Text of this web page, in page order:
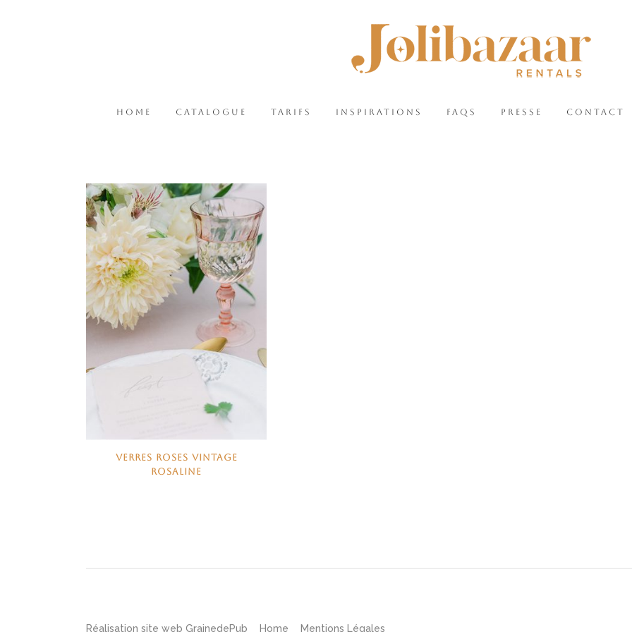
HOME CATALOGUE TARIFS INSPIRATIONS FAQS PRESSE CONTACT
VERRES ROSES VINTAGE
ROSALINE
Réalisation site web GrainedePub Home Mentions Légales